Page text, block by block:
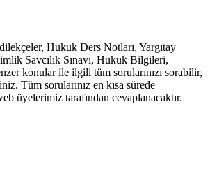
Hukuk Ders Notları, Yargıtay
Savcılık Sınavı, Hukuk Bilgileri,
konular ile ilgili tüm sorularınızı sorabilir,
Tüm sorularınız en kısa sürede
üyelerimiz tarafından cevaplanacaktır.